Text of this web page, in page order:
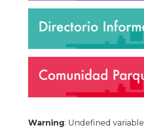
Warning: Undefined variable